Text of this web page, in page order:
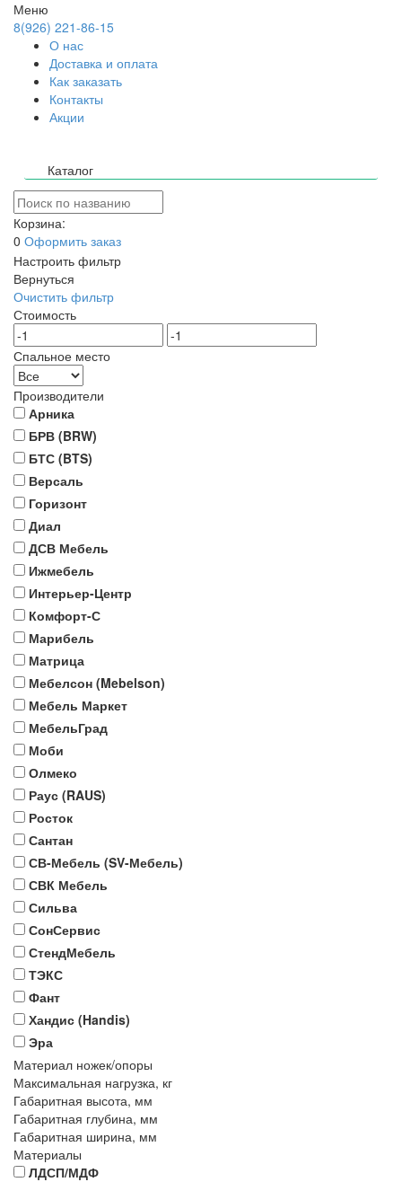
Меню
8(926) 221-86-15
О нас
Доставка и оплата
Как заказать
Контакты
Акции
Каталог
Корзина:
0 Оформить заказ
Настроить фильтр
Вернуться
Очистить фильтр
Стоимость
Спальное место
Производители
Арника
БРВ (BRW)
БТС (BTS)
Версаль
Горизонт
Диал
ДСВ Мебель
Ижмебель
Интерьер-Центр
Комфорт-С
Марибель
Матрица
Мебелсон (Mebelson)
Мебель Маркет
МебельГрад
Моби
Олмеко
Раус (RAUS)
Росток
Сантан
СВ-Мебель (SV-Мебель)
СВК Мебель
Сильва
СонСервис
СтендМебель
ТЭКС
Фант
Хандис (Handis)
Эра
Материал ножек/опоры
Максимальная нагрузка, кг
Габаритная высота, мм
Габаритная глубина, мм
Габаритная ширина, мм
Материалы
ЛДСП/МДФ